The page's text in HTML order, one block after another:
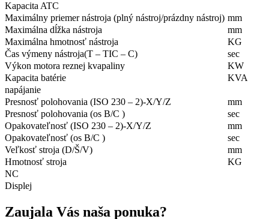
Kapacita ATC
Maximálny priemer nástroja (plný nástroj/prázdny nástroj) mm
Maximálna dĺžka nástroja
mm
Maximálna hmotnosť nástroja
KG
Čas výmeny nástroja(T – TIC – C)
sec
Výkon motora reznej kvapaliny
KW
Kapacita batérie
KVA
napájanie
Presnosť polohovania (ISO 230 – 2)-X/Y/Z
mm
Presnosť polohovania (os B/C )
sec
Opakovateľnosť (ISO 230 – 2)-X/Y/Z
mm
Opakovateľnosť (os B/C )
sec
Veľkosť stroja (D/Š/V)
mm
Hmotnosť stroja
KG
NC
Displej
Zaujala Vás naša ponuka?